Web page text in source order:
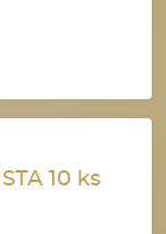
10 ks